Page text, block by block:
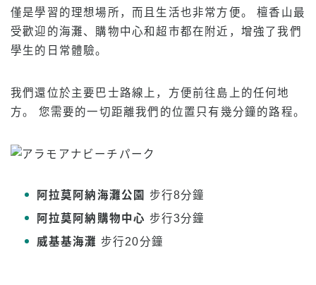
經驗豐富的師資力量
樂趣！ 阿羅哈學生生活
升入大學
初級水準
高級水準
商務英語
託業和託福備考
僅是學習的理想場所，而且生活也非常方便。 檀香山最
受歡迎的海灘、購物中心和超市都在附近，增強了我們
學生的日常體驗。
我們還位於主要巴士路線上，方便前往島上的任何地
方。 您需要的一切距離我們的位置只有幾分鐘的路程。
阿拉莫阿納海灘公園 步行8分鐘
阿拉莫阿納購物中心 步行3分鐘
威基基海灘 步行20分鐘